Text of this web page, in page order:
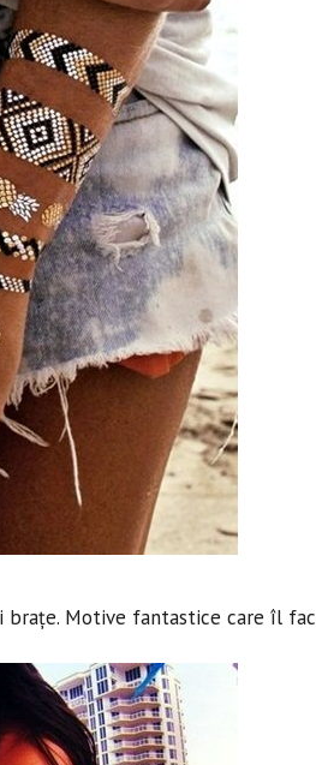
brațe. Motive fantastice care îl fac